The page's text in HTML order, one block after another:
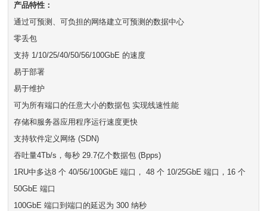
产品特性：
通过可预测、可负担的网络建立可预测的数据中心
零丢包
支持 1/10/25/40/50/56/100GbE 的速度
易于部署
易于维护
可为所有端口的任意大小的数据包 实现线速性能
存储和服务器应用程序运行速度更快
支持软件定义网络 (SDN)
吞吐量4Tb/s，每秒 29.7亿个数据包 (Bpps)
1RU中多达8 个 40/56/100GbE 端口， 48 个 10/25GbE 端口，16 个
50GbE 端口
100GbE 端口到端口的延迟为 300 纳秒